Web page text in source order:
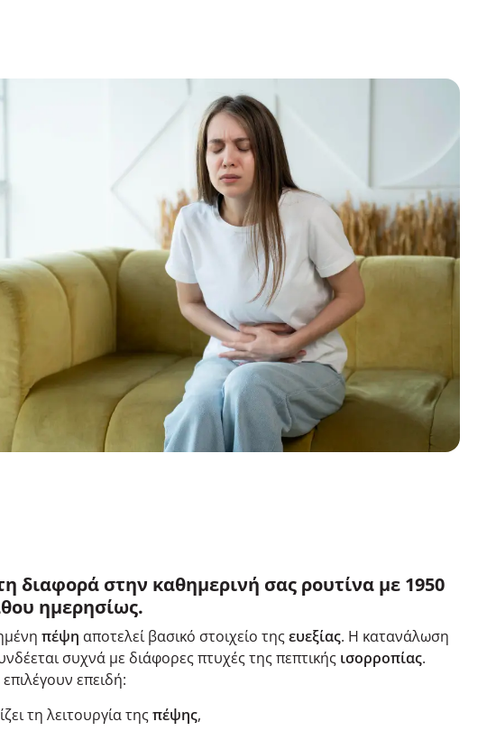
διαφορά στην καθημερινή σας ρουτίνα με 1950
ημερησίως.
πέψη αποτελεί βασικό στοιχείο τηςευεξίας. Η κατανάλωση
συχνά με διάφορες πτυχές της πεπτικής ισορροπίας.
επειδή:
τη λειτουργία τηςπέψης,